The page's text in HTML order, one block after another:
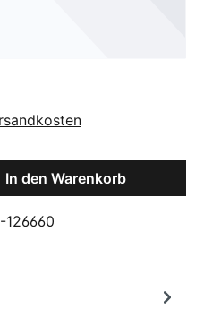
den gewünschten
In den Warenkorb
126660